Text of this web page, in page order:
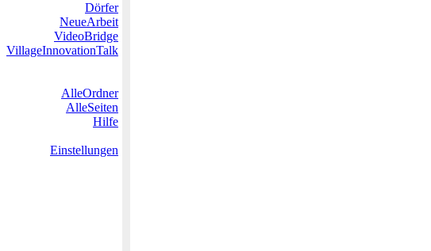
Dörfer
NeueArbeit
VideoBridge
VillageInnovationTalk
AlleOrdner
AlleSeiten
Hilfe
Einstellungen